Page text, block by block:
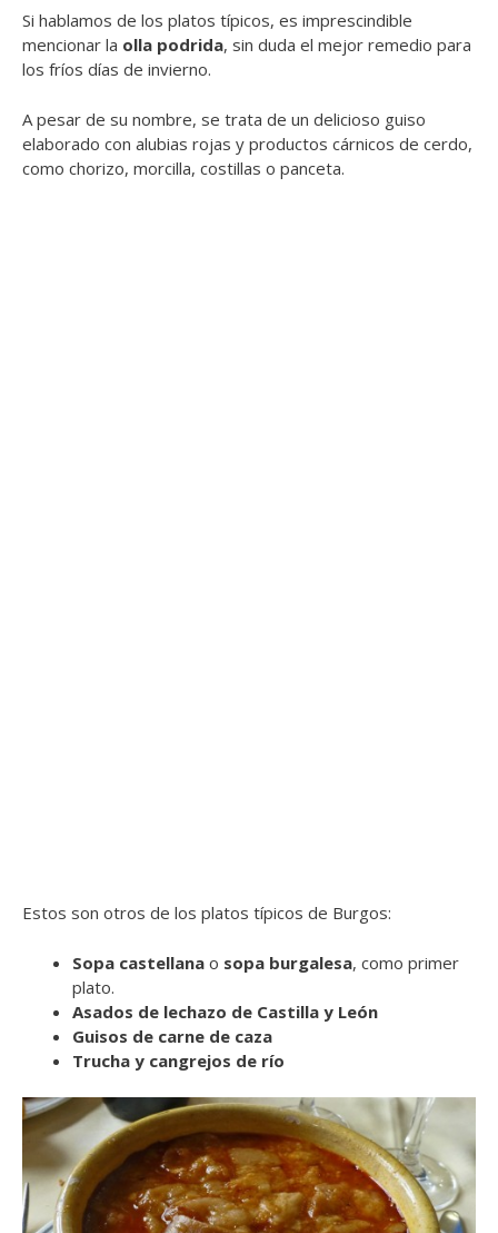
Si hablamos de los platos típicos, es imprescindible
mencionar la olla podrida, sin duda el mejor remedio para
los fríos días de invierno.
A pesar de su nombre, se trata de un delicioso guiso
elaborado con alubias rojas y productos cárnicos de cerdo,
como chorizo, morcilla, costillas o panceta.
Estos son otros de los platos típicos de Burgos:
Sopa castellana o sopa burgalesa, como primer
plato.
Asados de lechazo de Castilla y León
Guisos de carne de caza
Trucha y cangrejos de río